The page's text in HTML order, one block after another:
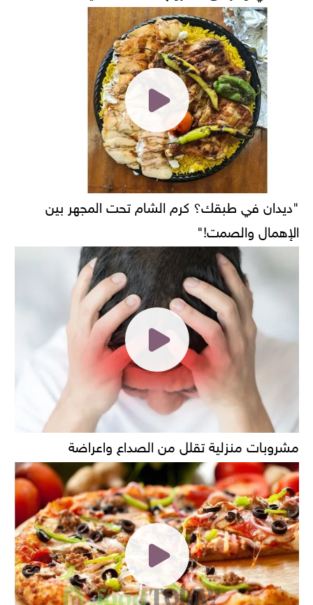
"ديدان في طبقك؟ كرم الشام تحت المجهر بين
الإهمال والصمت!"
مشروبات منزلية تقلل من الصداع واعراضة